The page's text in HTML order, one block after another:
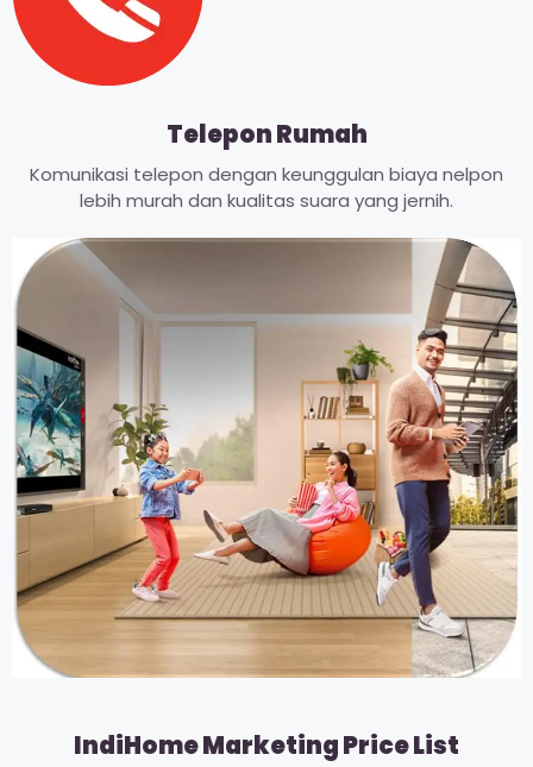
Telepon Rumah
Komunikasi telepon dengan keunggulan biaya nelpon
lebih murah dan kualitas suara yang jernih.
IndiHome Marketing Price List